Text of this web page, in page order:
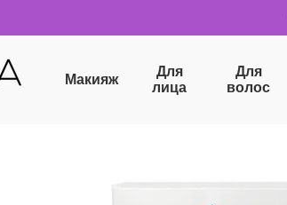
Макияж
Для
лица
Для
волос